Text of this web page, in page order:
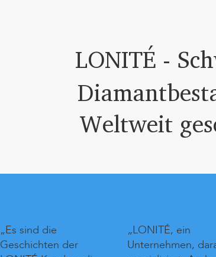
„Es sind die
Geschichten der
„LONITÉ, ein
Unternehmen,
LONITÉ -
Weltweit